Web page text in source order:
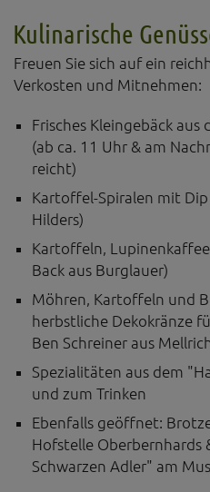
Kulinarische
Freuen Sie sich auf ein
Verkosten und Mitnehmen:
Frisches Kleingebäck aus
(ab ca. 11 Uhr & am
reicht)
Kartoffel-Spiralen mit
Hilders)
Kartoffeln,
Back aus Burglauer)
Möhren, Kartoffeln und
herbstliche Dekokränze
Ben Schreiner aus
Spezialitäten aus dem
und zum Trinken
Ebenfalls geöffnet:
Hofstelle Oberbernhards
Schwarzen Adler" am